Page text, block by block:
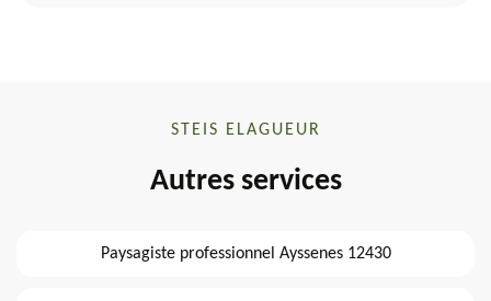
STEIS ELAGUEUR
Autres services
Paysagiste professionnel Ayssenes 12430